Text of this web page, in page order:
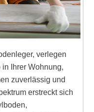
verlegen
Ihrer Wohnung,
zuverlässig und
erstreckt sich